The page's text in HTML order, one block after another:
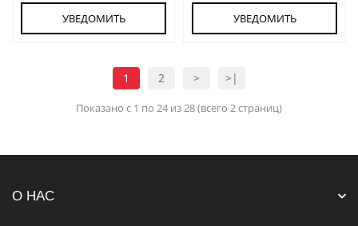
УВЕДОМИТЬ УВЕДОМИТЬ
1 2 > >|
Показано с 1 по 24 из 28 (всего 2 страниц)
О НАС